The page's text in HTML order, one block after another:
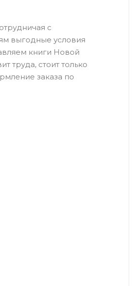
с
выгодные условия
книги Новой
труда, стоит только
заказа по